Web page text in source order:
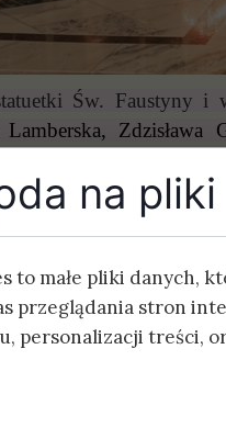
Św. Faustyny i
Zdzisława
Kowalska oraz
Vitalii Husaruk i
ks. Wiktor Bednarczyk,
Caritas).
Wyróżnienia
NAGRODA
- nominacja
proboszcz Parafii
charytatywną,
na
to małe pliki danych,
przeglądania stron
personalizacji treści,